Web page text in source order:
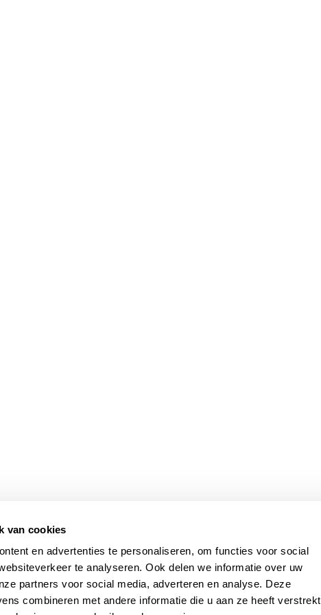
van cookies
en advertenties te personaliseren, om functies voor social
te analyseren. Ook delen we informatie over uw
partners voor social media, adverteren en analyse. Deze
combineren met andere informatie die u aan ze heeft verstrekt